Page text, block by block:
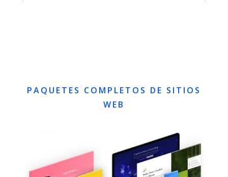
PAQUETES COMPLETOS DE SITIOS
WEB